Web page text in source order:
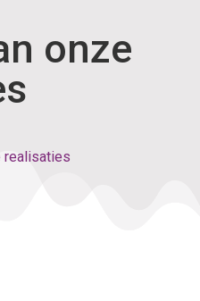
onze
realisaties